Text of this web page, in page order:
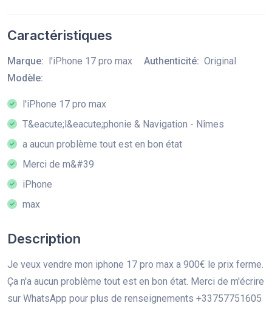
Caractéristiques
Marque: l'iPhone 17 pro max Authenticité: Original
Modèle:
l'iPhone 17 pro max
T&eacute;l&eacute;phonie & Navigation - Nîmes
a aucun problème tout est en bon état
Merci de m&#39
iPhone
max
Description
Je veux vendre mon iphone 17 pro max a 900€ le prix ferme.
Ça n'a aucun problème tout est en bon état. Merci de m'écrire
sur WhatsApp pour plus de renseignements +33757751605